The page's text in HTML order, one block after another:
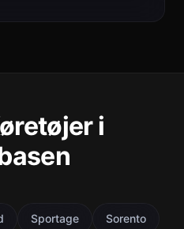
i
Sportage Sorento